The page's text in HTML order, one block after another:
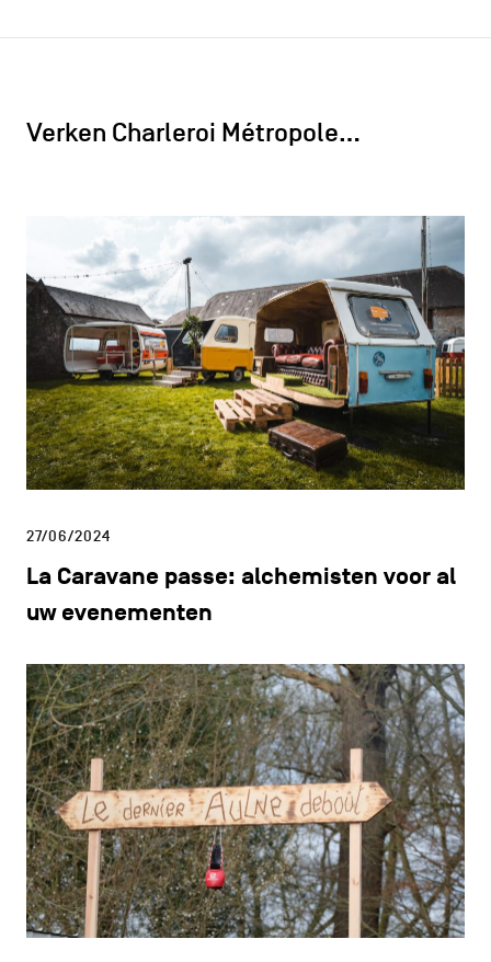
Verken Charleroi Métropole…
27/06/2024
La Caravane passe: alchemisten voor al
uw evenementen